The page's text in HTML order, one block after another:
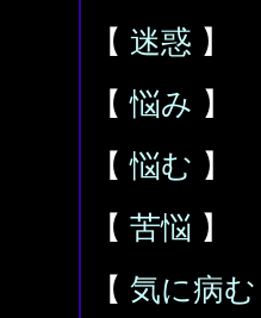
【 迷惑 】
【悩み 】
【悩む 】
【 苦悩 】
【 気に病む